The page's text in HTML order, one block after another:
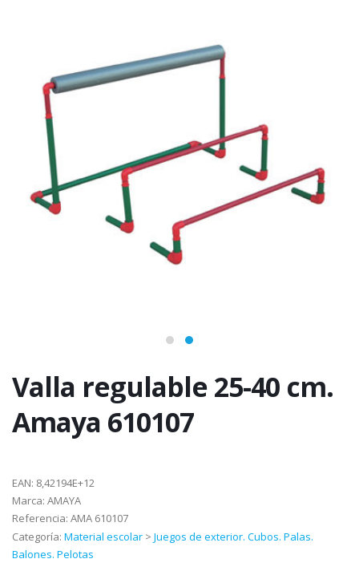
Valla regulable 25-40 cm.
Amaya 610107
EAN: 8,42194E+12
Marca: AMAYA
Referencia: AMA 610107
Categoría: Material escolar > Juegos de exterior. Cubos. Palas.
Balones. Pelotas